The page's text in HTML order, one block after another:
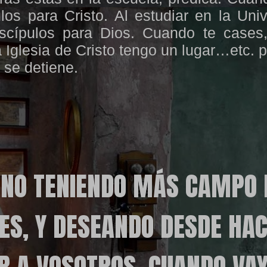
para Cristo. Al estudiar en la
para Dios. Cuando te
Iglesia de Cristo tengo un lugar…etc.
detiene.
TENIENDO MÁS CAMPO
Y DESEANDO DESDE